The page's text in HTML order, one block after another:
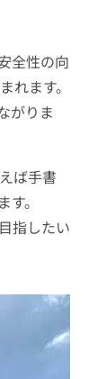
全性の向
れます。
がりま
ば手書
。
指したい